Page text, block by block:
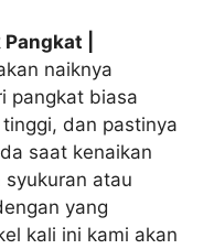
|
naiknya
pangkat biasa
dan pastinya
saat kenaikan
atau
yang
kali ini kami akan